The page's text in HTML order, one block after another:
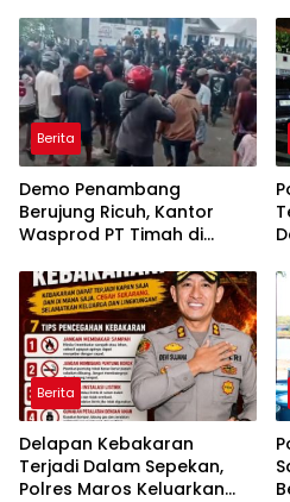
Berita
Demo Penambang
Berujung Ricuh, Kantor
Wasprod PT Timah di
Berita
Delapan Kebakaran
Terjadi Dalam Sepekan,
Polres Maros Keluarkan